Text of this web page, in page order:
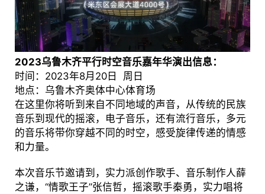
2023乌鲁木齐平行时空音乐嘉年华演出信息：
时间：2023年8月20日 周日
地点：乌鲁木齐奥体中心体育场
在这里你将听到来自不同地域的声音，从传统的民族
音乐到现代的摇滚，电子音乐，还有流行音乐，多元
的音乐将带你穿越不同的时空，感受旋律传递的情感
和力量。
本次音乐节邀请到，实力派创作歌手、音乐制作人薛
之谦，“情歌王子”张信哲，摇滚歌手秦勇，实力唱将